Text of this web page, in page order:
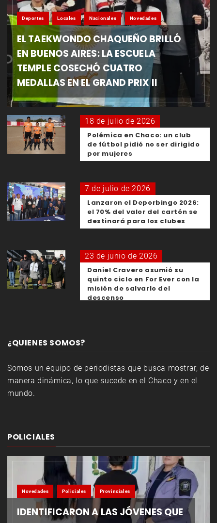
Deportes Locales Nacionales Novedades
EL TAEKWONDO CHAQUEÑO BRILLÓ
EN BUENOS AIRES: LA ESCUELA
TEMPLE COSECHÓ CUATRO
MEDALLAS EN EL GRAND PRIX II
18 de julio de 2026
Polémica en Chaco: un club
de fútbol pidió no ser dirigido
por mujeres
7 de julio de 2026
Lanzaron el Deporbingo 2026:
el 70% del valor del cartón se
destinará para los clubes
23 de junio de 2026
Daniel Cravero asumió su
quinto ciclo en For Ever con la
misión de salvarlo del
descenso
¿QUIENES SOMOS?
Somos un equipo de periodistas que busca mostrar, de
manera dinámica, lo que sucede en el Chaco y en el
mundo.
POLICIALES
Novedades Policiales Provinciales
IDENTIFICARON A LAS JÓVENES QUE